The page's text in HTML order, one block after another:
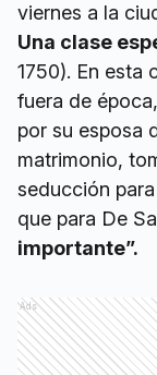
viernes a la
Una clase
1750). En esta
fuera de
por su esposa
matrimonio,
seducción
que para De
importante”.
Ads